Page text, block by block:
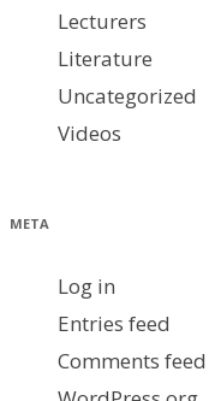
Lecturers
Literature
Uncategorized
Videos
META
Log in
Entries feed
Comments feed